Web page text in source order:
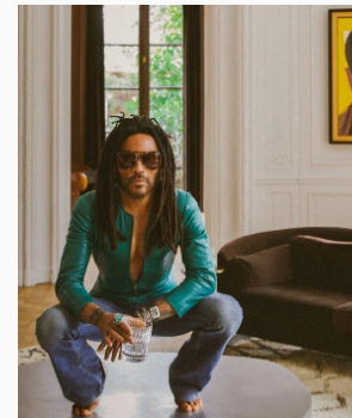
КАТЕГОРИИ
Wine&Dine
Подкасти
Мода
Dialogue
Изкуство
ЗА НАС
Условия за
За нас
Реклама
Политика за